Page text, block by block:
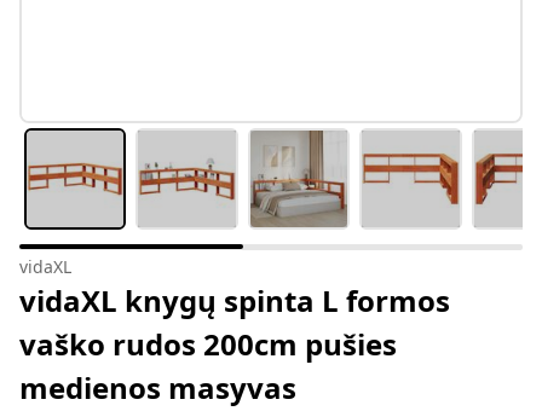
vidaXL
vidaXL knygų spinta L formos
vaško rudos 200cm pušies
medienos masyvas